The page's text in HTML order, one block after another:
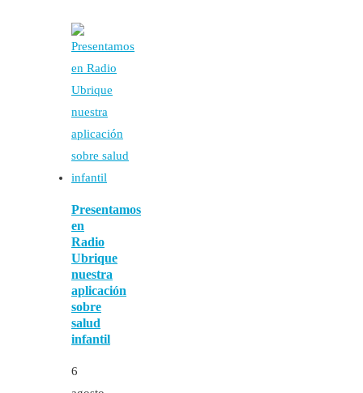
Presentamos
en
Radio
Ubrique
nuestra
aplicación
sobre
salud
infantil
6